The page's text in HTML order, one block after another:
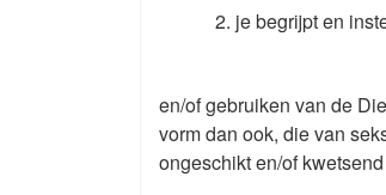
je begrijpt en
en/of gebruiken van de
vorm dan ook, die van
ongeschikt en/of